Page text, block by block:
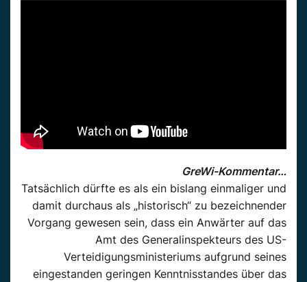
GreWi-Kommentar…
Tatsächlich dürfte es als ein bislang einmaliger und
damit durchaus als „historisch“ zu bezeichnender
Vorgang gewesen sein, dass ein Anwärter auf das
Amt des Generalinspekteurs des US-
Verteidigungsministeriums aufgrund seines
eingestanden geringen Kenntnisstandes über das